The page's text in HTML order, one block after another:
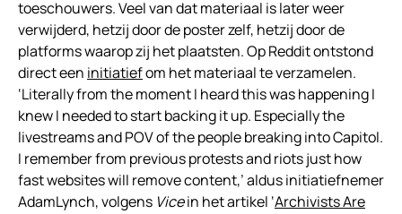
toeschouwers. Veel van dat materiaal is later weer
verwijderd, hetzij door de poster zelf, hetzij door de
platforms waarop zij het plaatsten. Op Reddit ontstond
direct een initiatiefom het materiaal te verzamelen.
‘Literally from the moment I heard this was happening I
knew I needed to start backing it up. Especially the
livestreams and POV of the people breaking into Capitol.
I remember from previous protests and riots just how
fast websites will remove content,’ aldus initiatiefnemer
AdamLynch, volgens Vicein het artikel ‘Archivists Are